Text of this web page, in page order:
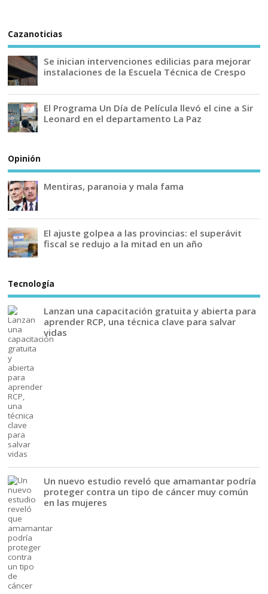
Cazanoticias
Se inician intervenciones edilicias para mejorar
instalaciones de la Escuela Técnica de Crespo
El Programa Un Día de Película llevó el cine a Sir
Leonard en el departamento La Paz
Opinión
Mentiras, paranoia y mala fama
El ajuste golpea a las provincias: el superávit
fiscal se redujo a la mitad en un año
Tecnología
Lanzan una capacitación gratuita y abierta para
aprender RCP, una técnica clave para salvar
vidas
Un nuevo estudio reveló que amamantar podría
proteger contra un tipo de cáncer muy común
en las mujeres